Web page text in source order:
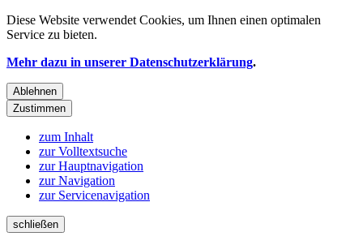
Diese Website verwendet Cookies, um Ihnen einen optimalen
Service zu bieten.
Mehr dazu in unserer Datenschutzerklärung.
Ablehnen
Zustimmen
zum Inhalt
zur Volltextsuche
zur Hauptnavigation
zur Navigation
zur Servicenavigation
schließen